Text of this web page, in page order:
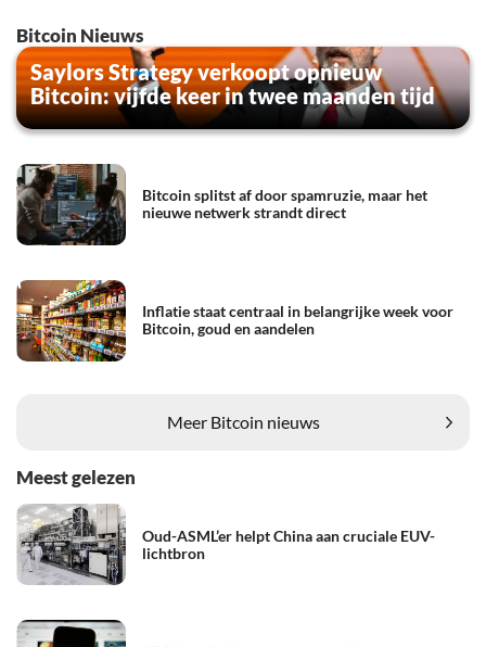
Bitcoin Nieuws
Saylors Strategy verkoopt opnieuw
Bitcoin: vijfde keer in twee maanden tijd
Bitcoin splitst af door spamruzie, maar het
nieuwe netwerk strandt direct
Inflatie staat centraal in belangrijke week voor
Bitcoin, goud en aandelen
Meer Bitcoin nieuws
Meest gelezen
Oud-ASML’er helpt China aan cruciale EUV-
lichtbron